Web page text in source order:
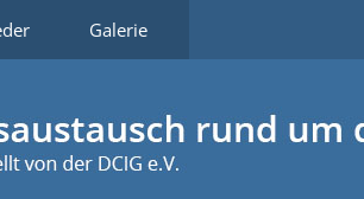
Galerie